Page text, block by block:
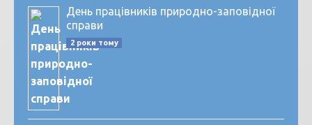
День працівників природно-заповідної
справи
2 роки тому